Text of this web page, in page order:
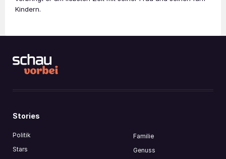
Kindern.
Stories
Politik
Stars
Familie
Genuss